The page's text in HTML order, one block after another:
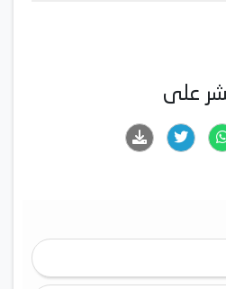
على